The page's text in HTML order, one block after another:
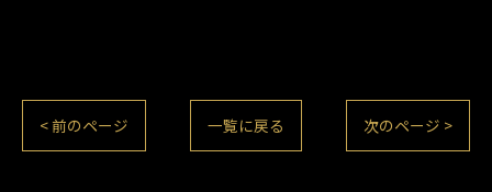
< 前のページ 一覧に戻る 次のページ >